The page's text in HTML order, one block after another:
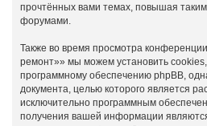
прочтённых вами темах, повышая
форумами.
Также во время просмотра
ремонт»» мы можем установить
программному обеспечению phpBB,
документа, целью которого является
исключительно программным
получения вашей информации